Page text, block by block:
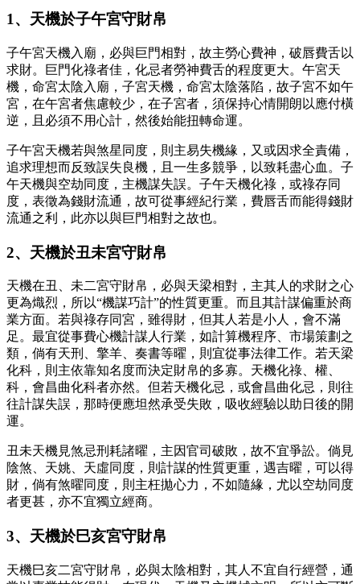
1、天機於子午宮守財帛
子午宮天機入廟，必與巨門相對，故主勞心費神，破唇費舌以
求財。巨門化祿者佳，化忌者勞神費舌的程度更大。午宮天
機，命宮太陰入廟，子宮天機，命宮太陰落陷，故子宮不如午
宮，在午宮者焦慮較少，在子宮者，須保持心情開朗以應付橫
逆，且必須不用心計，然後始能扭轉命運。
子午宮天機若與煞星同度，則主易失機緣，又或因求全責備，
追求理想而反致誤失良機，且一生多競爭，以致耗盡心血。子
午天機與空劫同度，主機謀失誤。子午天機化祿，或祿存同
度，表徵為錢財流通，故可從事經紀行業，費唇舌而能得錢財
流通之利，此亦以與巨門相對之故也。
2、天機於丑未宮守財帛
天機在丑、未二宮守財帛，必與天梁相對，主其人的求財之心
更為熾烈，所以“機謀巧計”的性質更重。而且其計謀偏重於商
業方面。若與祿存同宮，雖得財，但其人若是小人，會不滿
足。最宜從事費心機計謀人行業，如計算機程序、市場策劃之
類，倘有天刑、擎羊、奏書等曜，則宜從事法律工作。若天梁
化科，則主依靠知名度而決定財帛的多寡。天機化祿、權、
科，會昌曲化科者亦然。但若天機化忌，或會昌曲化忌，則往
往計謀失誤，那時便應坦然承受失敗，吸收經驗以助日後的開
運。
丑未天機見煞忌刑耗諸曜，主因官司破敗，故不宜爭訟。倘見
陰煞、天姚、天虛同度，則計謀的性質更重，遇吉曜，可以得
財，倘有煞曜同度，則主枉拋心力，不如隨緣，尤以空劫同度
者更甚，亦不宜獨立經商。
3、天機於巳亥宮守財帛
天機巳亥二宮守財帛，必與太陰相對，其人不宜自行經營，通